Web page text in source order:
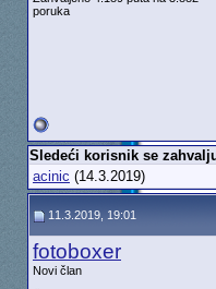
poruka
Sledeći korisnik se
acinic (14.3.2019)
11.3.2019, 19:01
fotoboxer
Novi član